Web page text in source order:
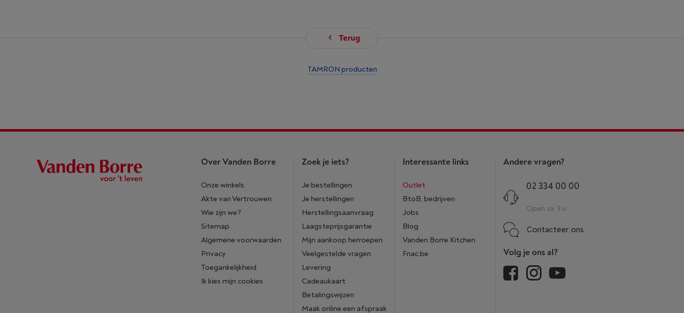
Terug
TAMRON producten
Over Vanden Borre
Onze winkels
Akte van Vertrouwen
Wie zijn we?
Sitemap
Algemene voorwaarden
Privacy
Toegankelijkheid
Ik kies mijn cookies
Zoek je iets?
Je bestellingen
Je herstellingen
Herstellingsaanvraag
Laagsteprijsgarantie
Mijn aankoop herroepen
Veelgestelde vragen
Levering
Cadeaukaart
Betalingswijzen
Maak online een afspraak
Interessante links
Outlet
BtoB, bedrijven
Jobs
Blog
Vanden Borre Kitchen
Fnac.be
Andere vragen?
02 334 00 00
Open za. 9 u.
Contacteer ons
Volg je ons al?